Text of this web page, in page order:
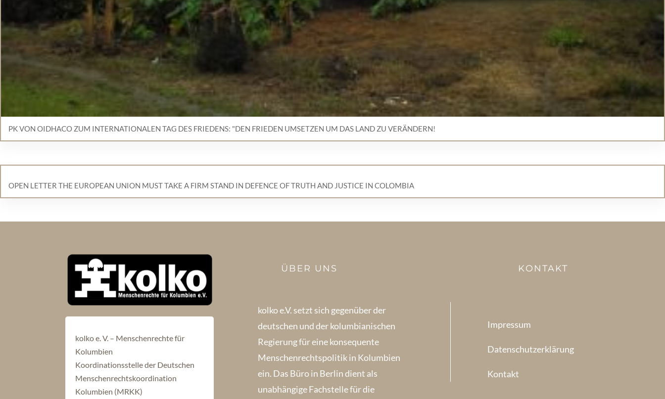
PK VON OIDHACO ZUM INTERNATIONALEN TAG DES FRIEDENS: "DEN FRIEDEN UMSETZEN UM DAS LAND ZU VERÄNDERN!
OPEN LETTER THE EUROPEAN UNION MUST TAKE A FIRM STAND IN DEFENCE OF TRUTH AND JUSTICE IN COLOMBIA
kolko e. V. – Menschenrechte für
Kolumbien
Koordinationsstelle der Deutschen
Menschenrechtskoordination
Kolumbien (MRKK)
ÜBER UNS
kolko e.V. setzt sich gegenüber der
deutschen und der kolumbianischen
Regierung für eine konsequente
Menschenrechts­politik in Kolum­bien
ein. Das Büro in Berlin dient als
unabhängige Fachstelle für die
KONTAKT
Impressum
Datenschutzerklärung
Kontakt